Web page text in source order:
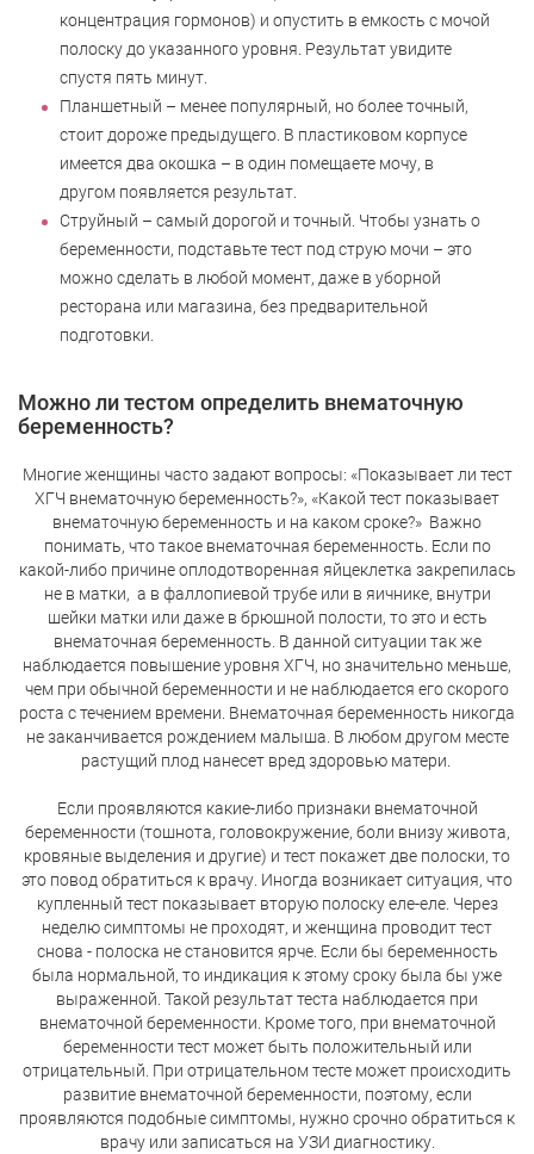
концентрация гормонов) и опустить в емкость с мочой
полоску до указанного уровня. Результат увидите
спустя пять минут.
Планшетный – менее популярный, но более точный,
стоит дороже предыдущего. В пластиковом корпусе
имеется два окошка – в один помещаете мочу, в
другом появляется результат.
Струйный – самый дорогой и точный. Чтобы узнать о
беременности, подставьте тест под струю мочи – это
можно сделать в любой момент, даже в уборной
ресторана или магазина, без предварительной
подготовки.
Можно ли тестом определить внематочную
беременность?
Многие женщины часто задают вопросы: «Показывает ли тест
ХГЧ внематочную беременность?», «Какой тест показывает
внематочную беременность и на каком сроке?» Важно
понимать, что такое внематочная беременность. Если по
какой-либо причине оплодотворенная яйцеклетка закрепилась
не в матки, а в фаллопиевой трубе или в яичнике, внутри
шейки матки или даже в брюшной полости, то это и есть
внематочная беременность. В данной ситуации так же
наблюдается повышение уровня ХГЧ, но значительно меньше,
чем при обычной беременности и не наблюдается его скорого
роста с течением времени. Внематочная беременность никогда
не заканчивается рождением малыша. В любом другом месте
растущий плод нанесет вред здоровью матери.
Если проявляются какие-либо признаки внематочной
беременности (тошнота, головокружение, боли внизу живота,
кровяные выделения и другие) и тест покажет две полоски, то
это повод обратиться к врачу. Иногда возникает ситуация, что
купленный тест показывает вторую полоску еле-еле. Через
неделю симптомы не проходят, и женщина проводит тест
снова - полоска не становится ярче. Если бы беременность
была нормальной, то индикация к этому сроку была бы уже
выраженной. Такой результат теста наблюдается при
внематочной беременности. Кроме того, при внематочной
беременности тест может быть положительный или
отрицательный. При отрицательном тесте может происходить
развитие внематочной беременности, поэтому, если
проявляются подобные симптомы, нужно срочно обратиться к
врачу или записаться на УЗИ диагностику.